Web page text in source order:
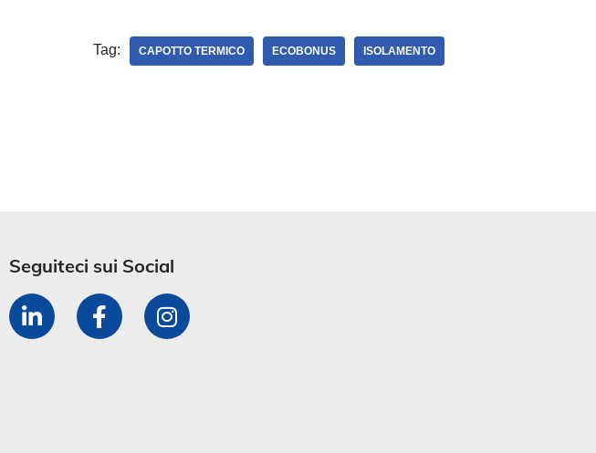
Tag: CAPOTTO TERMICO ECOBONUS ISOLAMENTO
Seguiteci sui Social​